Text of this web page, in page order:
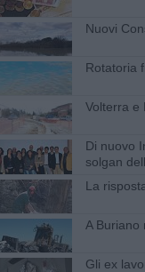
Nuovi
Rotatoria
Volterra e
Di nuovo
solgan
La
A Buriano
Gli ex